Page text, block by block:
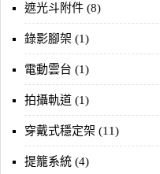
遮光斗附件 (8)
錄影腳架 (1)
電動雲台 (1)
拍攝軌道 (1)
穿戴式穩定架 (11)
提籠系統 (4)